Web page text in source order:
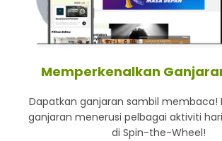
Lebih hot, viral
Memperkenalkan
Dapatkan ganjaran sambil membaca!
ganjaran menerusi pelbagai aktiviti
di Spin-the-Wheel!